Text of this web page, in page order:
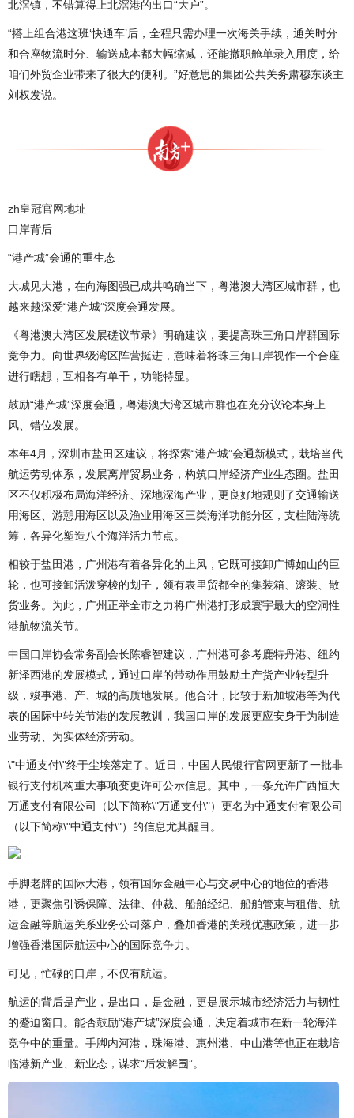
北滘镇，不错算得上北滘港的出口“大户”。
“搭上组合港这班‘快通车’后，全程只需办理一次海关手续，通关时分
和合座物流时分、输送成本都大幅缩减，还能撤职舱单录入用度，给
咱们外贸企业带来了很大的便利。”好意思的集团公共关务肃穆东谈主
刘权发说。
zh皇冠官网地址
口岸背后
“港产城”会通的重生态
大城见大港，在向海图强已成共鸣确当下，粤港澳大湾区城市群，也
越来越深爱“港产城”深度会通发展。
《粤港澳大湾区发展磋议节录》明确建议，要提高珠三角口岸群国际
竞争力。向世界级湾区阵营挺进，意味着将珠三角口岸视作一个合座
进行瞎想，互相各有单干，功能特显。
鼓励“港产城”深度会通，粤港澳大湾区城市群也在充分议论本身上
风、错位发展。
本年4月，深圳市盐田区建议，将探索“港产城”会通新模式，栽培当代
航运劳动体系，发展离岸贸易业务，构筑口岸经济产业生态圈。盐田
区不仅积极布局海洋经济、深地深海产业，更良好地规则了交通输送
用海区、游憩用海区以及渔业用海区三类海洋功能分区，支柱陆海统
筹，各异化塑造八个海洋活力节点。
相较于盐田港，广州港有着各异化的上风，它既可接卸广博如山的巨
轮，也可接卸活泼穿梭的划子，领有表里贸都全的集装箱、滚装、散
货业务。为此，广州正举全市之力将广州港打形成寰宇最大的空洞性
港航物流关节。
中国口岸协会常务副会长陈睿智建议，广州港可参考鹿特丹港、纽约
新泽西港的发展模式，通过口岸的带动作用鼓励土产货产业转型升
级，竣事港、产、城的高质地发展。他合计，比较于新加坡港等为代
表的国际中转关节港的发展教训，我国口岸的发展更应安身于为制造
业劳动、为实体经济劳动。
\"中通支付\"终于尘埃落定了。近日，中国人民银行官网更新了一批非
银行支付机构重大事项变更许可公示信息。其中，一条允许广西恒大
万通支付有限公司（以下简称\"万通支付\"）更名为中通支付有限公司
（以下简称\"中通支付\"）的信息尤其醒目。
手脚老牌的国际大港，领有国际金融中心与交易中心的地位的香港
港，更聚焦引诱保障、法律、仲裁、船舶经纪、船舶管束与租借、航
运金融等航运关系业务公司落户，叠加香港的关税优惠政策，进一步
增强香港国际航运中心的国际竞争力。
可见，忙碌的口岸，不仅有航运。
航运的背后是产业，是出口，是金融，更是展示城市经济活力与韧性
的蹙迫窗口。能否鼓励“港产城”深度会通，决定着城市在新一轮海洋
竞争中的重量。手脚内河港，珠海港、惠州港、中山港等也正在栽培
临港新产业、新业态，谋求“后发解围”。